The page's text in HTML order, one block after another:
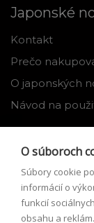
Japonské
Kontakt
Prečo
O japonských
Návod na
Môj profil
Zabudnuté
O súboroch
Súbory cookie
informácií o
funkcií
obsahu a reklám.